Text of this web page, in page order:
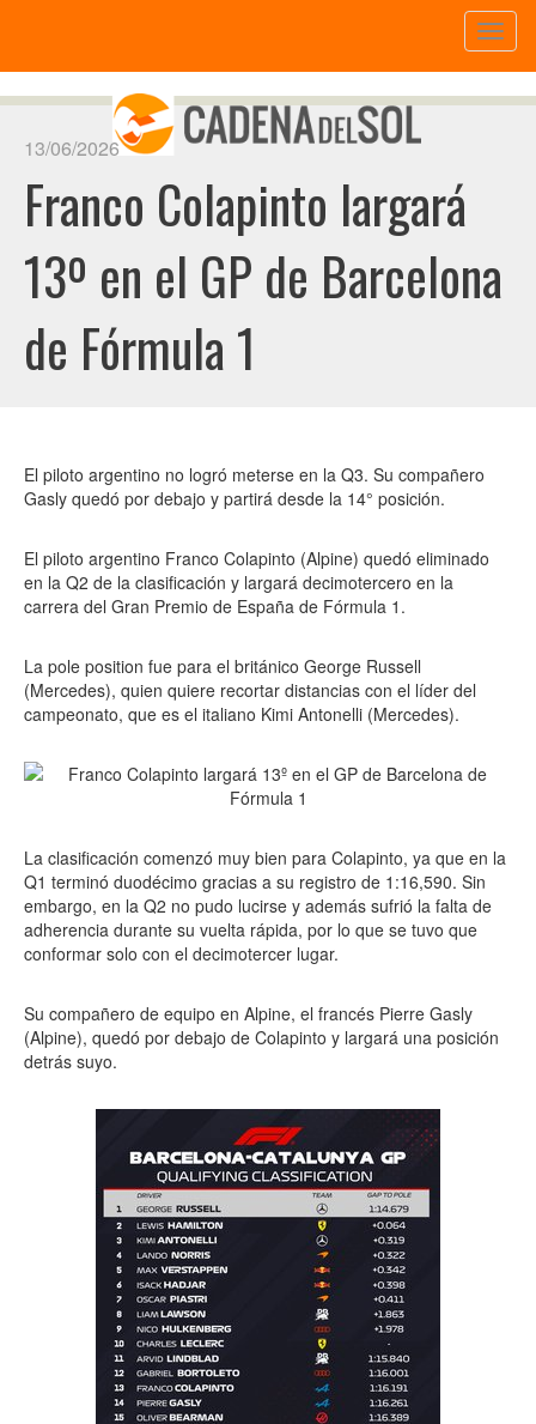
13/06/2026
Franco Colapinto largará
13º en el GP de Barcelona
de Fórmula 1
El piloto argentino no logró meterse en la Q3. Su compañero
Gasly quedó por debajo y partirá desde la 14° posición.
El piloto argentino Franco Colapinto (Alpine) quedó eliminado
en la Q2 de la clasificación y largará decimotercero en la
carrera del Gran Premio de España de Fórmula 1.
La pole position fue para el británico George Russell
(Mercedes), quien quiere recortar distancias con el líder del
campeonato, que es el italiano Kimi Antonelli (Mercedes).
La clasificación comenzó muy bien para Colapinto, ya que en la
Q1 terminó duodécimo gracias a su registro de 1:16,590. Sin
embargo, en la Q2 no pudo lucirse y además sufrió la falta de
adherencia durante su vuelta rápida, por lo que se tuvo que
conformar solo con el decimotercer lugar.
Su compañero de equipo en Alpine, el francés Pierre Gasly
(Alpine), quedó por debajo de Colapinto y largará una posición
detrás suyo.